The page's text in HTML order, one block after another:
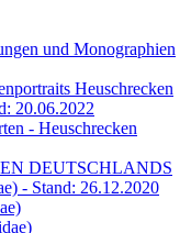
und Monographien
Heuschrecken
20.06.2022
- Heuschrecken
DEUTSCHLANDS
- Stand: 26.12.2020